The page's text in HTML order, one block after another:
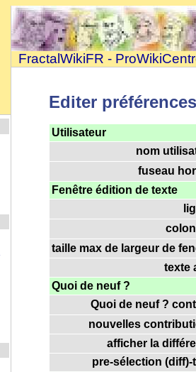
FractalWikiFR -
Editer préférences
Utilisateur
nom
fuseau
Fenêtre édition de texte
taille max de largeur de
texte
Quoi de neuf ?
Quoi de neuf ?
nouvelles
afficher la
pre-sélection (diff)-